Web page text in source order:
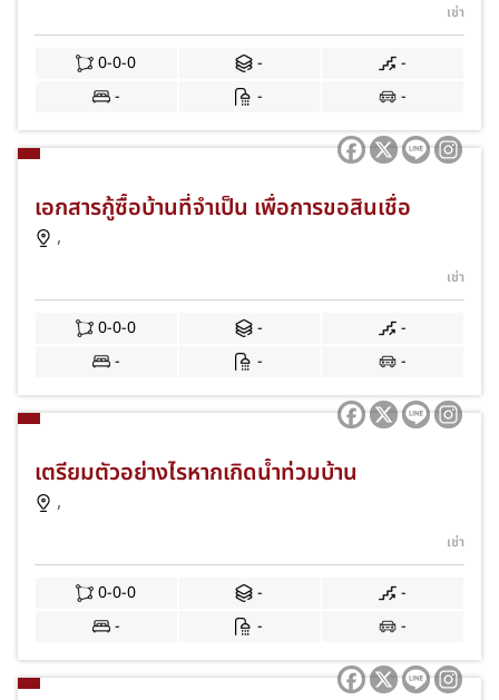
เช่า
0-0-0 -
-
-
- -
เอกสารกู้ซื้อบ้านที่จำเป็น เพื่อการขอสินเชื่อ
,
เช่า
0-0-0 -
-
-
- -
เตรียมตัวอย่างไรหากเกิดน้ำท่วมบ้าน
,
เช่า
0-0-0 -
-
-
- -